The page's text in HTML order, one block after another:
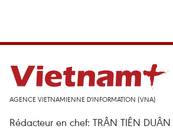
AGENCE VIETNAMIENNE D'INFORMATION (VNA)
Rédacteur en chef: TRÂN TIÊN DUÂN